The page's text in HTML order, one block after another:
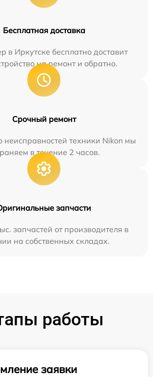
Бесплатная доставка
в Иркутске бесплатно доставит
на ремонт и обратно.
Срочный ремонт
неисправностей техники Nikon мы
в течение 2 часов.
запчасти
запчастей от производителя в
на собственных складах.
работы
заявки